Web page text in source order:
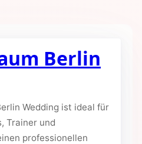
Berlin
Wedding ist ideal für
Trainer und
professionellen